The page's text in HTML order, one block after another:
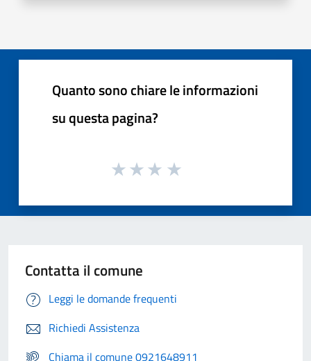
Quanto sono chiare le informazioni
su questa pagina?
Contatta il comune
Leggi le domande frequenti
Richiedi Assistenza
Chiama il comune 0921648911